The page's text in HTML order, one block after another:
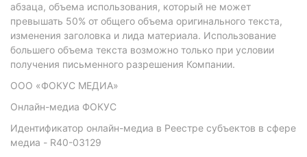
абзаца, объема использования, который не может
превышать 50% от общего объема оригинального текста,
изменения заголовка и лида материала. Использование
большего объема текста возможно только при условии
получения письменного разрешения Компании.
ООО «ФОКУС МЕДИА»
Онлайн-медиа ФОКУС
Идентификатор онлайн-медиа в Реестре субъектов в сфере
медиа - R40-03129